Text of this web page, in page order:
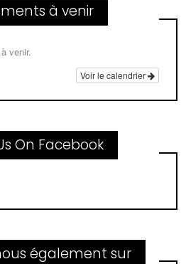
à venir
venir.
Voir le calendrier
On Facebook
également sur